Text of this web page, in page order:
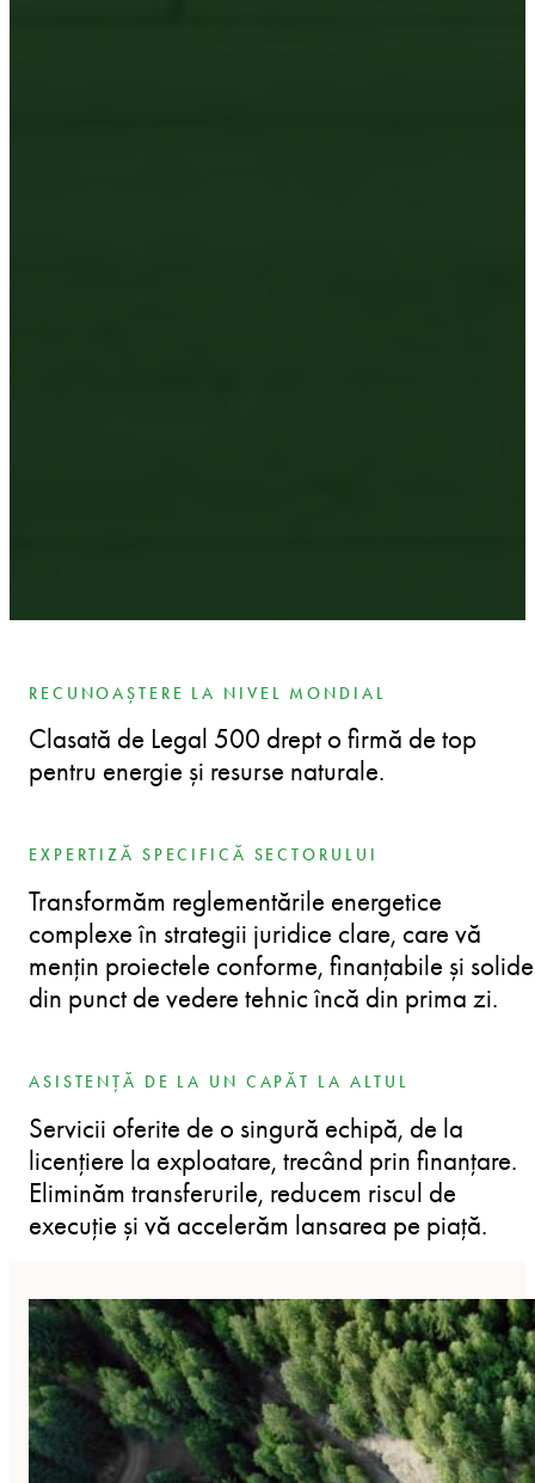
RECUNOAȘTERE LA NIVEL MONDIAL
Clasată de Legal 500 drept o firmă de top
pentru energie și resurse naturale.
EXPERTIZĂ SPECIFICĂ SECTORULUI
Transformăm reglementările energetice
complexe în strategii juridice clare, care vă
mențin proiectele conforme, finanțabile și solide
din punct de vedere tehnic încă din prima zi.
ASISTENȚĂ DE LA UN CAPĂT LA ALTUL
Servicii oferite de o singură echipă, de la
licențiere la exploatare, trecând prin finanțare.
Eliminăm transferurile, reducem riscul de
execuție și vă accelerăm lansarea pe piață.